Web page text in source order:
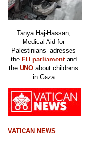
Tanya Haj-Hassan,
Medical Aid for
Palestinians, adresses
the EU parliamentand
the UNO about childrens
in Gaza
VATICAN NEWS